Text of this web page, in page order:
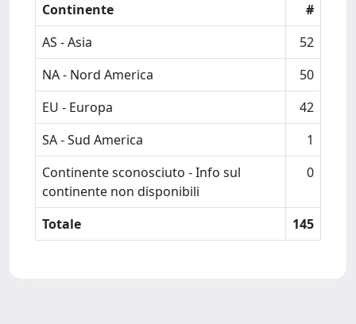
Continente
#
AS - Asia
52
NA - Nord America
50
EU - Europa
42
SA - Sud America
1
Continente sconosciuto - Info sul
continente non disponibili
0
Totale 145